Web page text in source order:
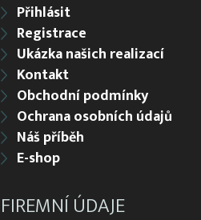
Přihlásit
Registrace
Ukázka našich realizací
Kontakt
Obchodní podmínky
Ochrana osobních údajů
Náš příběh
E-shop
FIREMNÍ ÚDAJE